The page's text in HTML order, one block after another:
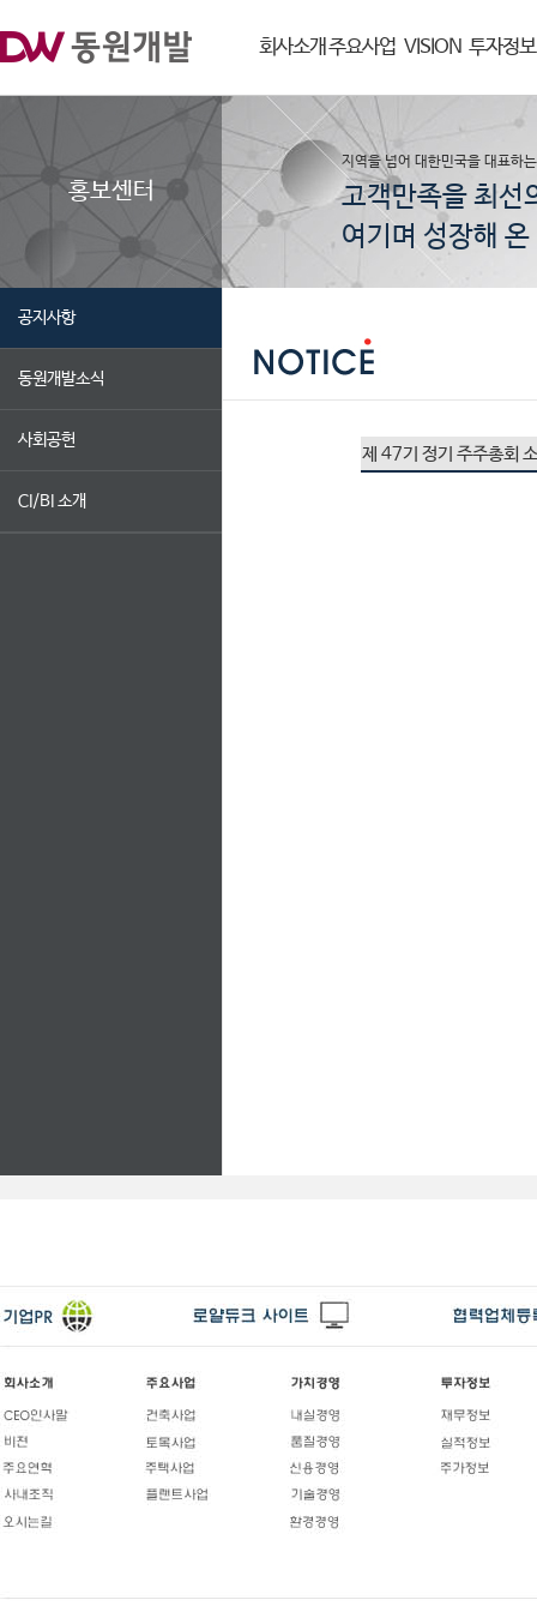
회사소개 주요사업 VISION 투자정보
홍보센터
공지사항
동원개발소식
사회공헌
CI/BI 소개
지역을 넘어 대한민국을 대표하
고객만족을 최선
여기며 성장해
제 47기 정기 주주총회